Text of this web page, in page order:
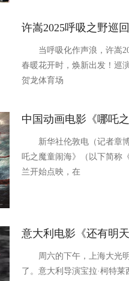
许嵩2025呼吸之野巡
当呼吸化作声浪，许嵩
春暖花开时，焕新出发！巡
贺龙体育场
中国动画电影《哪吒
新华社伦敦电（记者章
吒之魔童闹海》（以下简称
兰开始点映，在
意大利电影《还有明
周六的下午，上海大光明
了。意大利导演宝拉·柯特